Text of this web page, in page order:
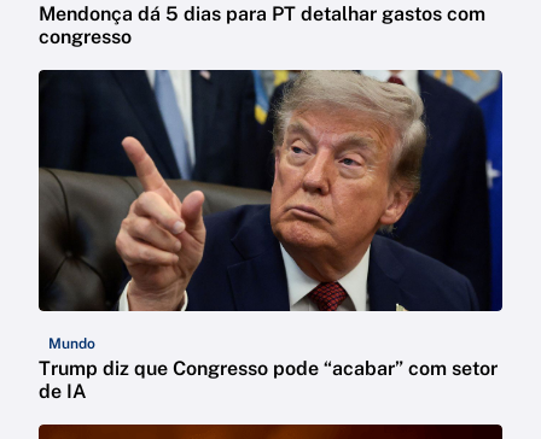
Mendonça dá 5 dias para PT detalhar gastos com
congresso
Mundo
Trump diz que Congresso pode “acabar” com setor
de IA